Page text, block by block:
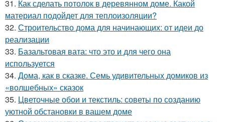
31. Как сделать потолок в деревянном доме. Какой
материал подойдет для теплоизоляции?
32. Строительство дома для начинающих: от идеи до
реализации
33. Базальтовая вата: что это и для чего она
используется
34. Дома, как в сказке. Семь удивительных домиков из
«волшебных» сказок
35. Цветочные обои и текстиль: советы по созданию
уютной обстановки в вашем доме